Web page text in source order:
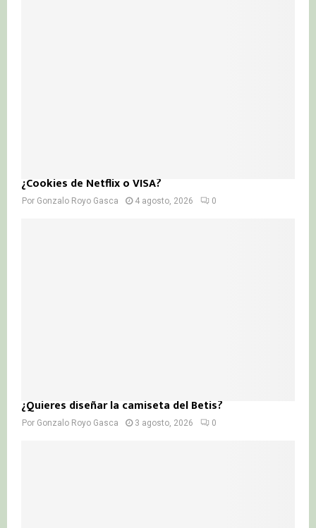
¿Cookies de Netflix o VISA?
Por Gonzalo Royo Gasca 4 agosto, 2026 0
¿Quieres diseñar la camiseta del Betis?
Por Gonzalo Royo Gasca 3 agosto, 2026 0